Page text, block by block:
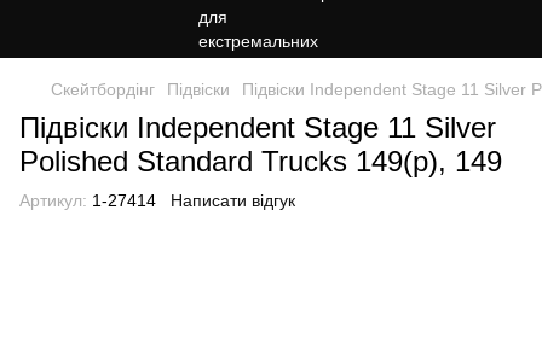
Скейтбордінг Підвіски Підвіски Independent Stage 11
Підвіски Independent Stage 11 Silver
Polished Standard Trucks 149(р), 149
Артикул: 1-27414 Написати відгук